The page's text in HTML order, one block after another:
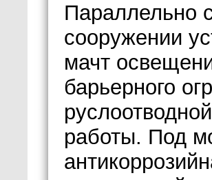
Параллельно
сооружении
мачт
барьерного
работы. Под